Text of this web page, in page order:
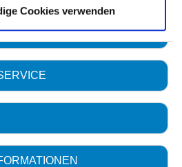
Cookies verwenden